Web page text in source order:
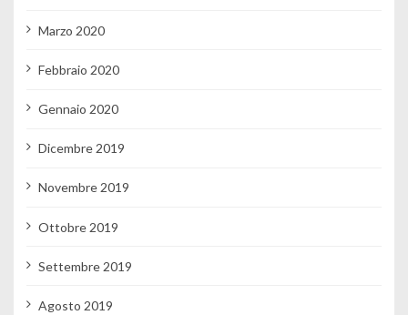
Marzo 2020
Febbraio 2020
Gennaio 2020
Dicembre 2019
Novembre 2019
Ottobre 2019
Settembre 2019
Agosto 2019